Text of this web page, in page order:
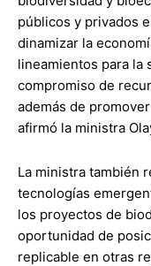
públicos y privados
dinamizar la
lineamientos para la
compromiso de
además de
afirmó la ministra
La ministra también
tecnologías
los proyectos de
oportunidad de
replicable en otras